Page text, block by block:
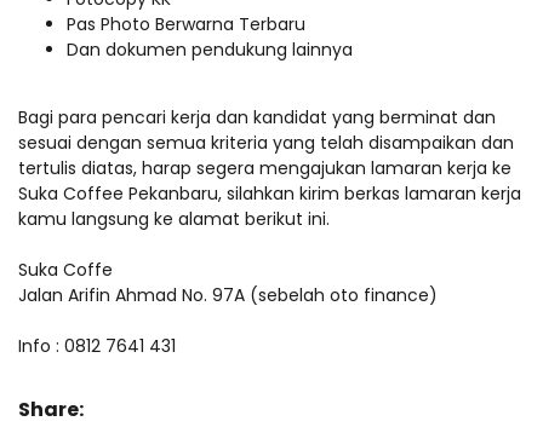
Pas Photo Berwarna Terbaru
Dan dokumen pendukung lainnya
Bagi para pencari kerja dan kandidat yang berminat dan
sesuai dengan semua kriteria yang telah disampaikan dan
tertulis diatas, harap segera mengajukan lamaran kerja ke
Suka Coffee Pekanbaru, silahkan kirim berkas lamaran kerja
kamu langsung ke alamat berikut ini.
Suka Coffe
Jalan Arifin Ahmad No. 97A (sebelah oto finance)
Info : 0812 7641 431
Share: